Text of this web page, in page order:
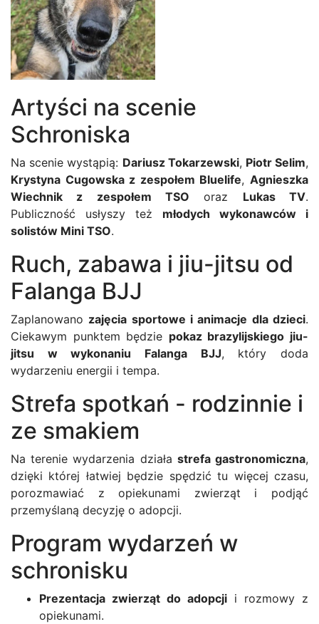
Artyści na scenie
Schroniska
Na scenie wystąpią: Dariusz Tokarzewski, Piotr Selim,
Krystyna Cugowska z zespołem Bluelife,Agnieszka
Wiechnik z zespołem TSO oraz Lukas TV.
Publiczność usłyszy też młodych wykonawców i
solistów Mini TSO.
Ruch, zabawa i jiu-jitsu od
Falanga BJJ
Zaplanowano zajęcia sportowe i animacje dla dzieci.
Ciekawym punktem będzie pokaz brazylijskiego jiu-
jitsu w wykonaniu Falanga BJJ, który doda
wydarzeniu energii i tempa.
Strefa spotkań - rodzinnie i
ze smakiem
Na terenie wydarzenia działa strefa gastronomiczna,
dzięki której łatwiej będzie spędzić tu więcej czasu,
porozmawiać z opiekunami zwierząt i podjąć
przemyślaną decyzję o adopcji.
Program wydarzeń w
schronisku
Prezentacja zwierząt do adopcji i rozmowy z
opiekunami.